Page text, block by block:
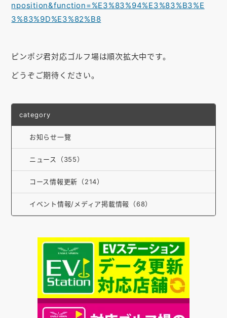
nposition&function=%E3%83%94%E3%83%B3%E
3%83%9D%E3%82%B8
ピンポジ君対応ゴルフ場は順次拡大中です。
どうぞご期待ください。
category
お知らせ一覽
ニュース（355）
コース情報更新（214）
イベント情報/メディア掲載情報（68）